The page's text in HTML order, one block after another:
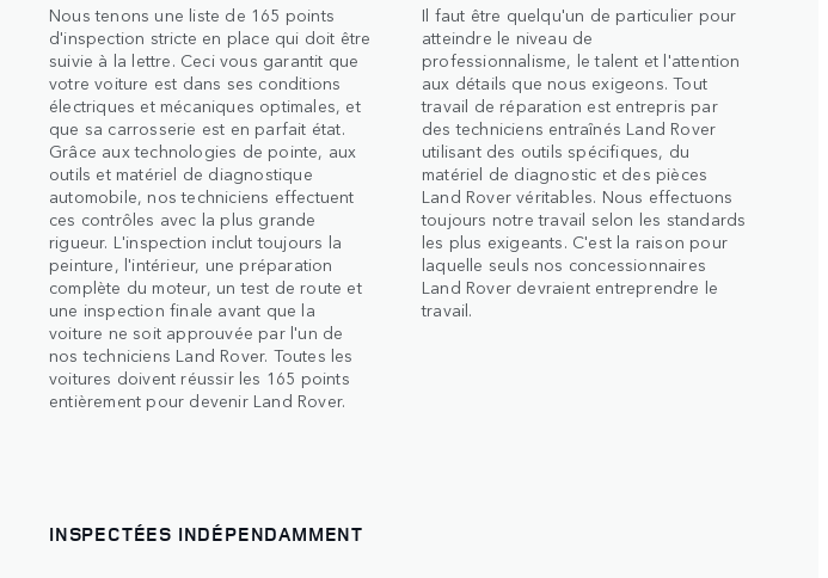
Nous tenons une liste de 165 points
d'inspection stricte en place qui doit être
suivie à la lettre. Ceci vous garantit que
votre voiture est dans ses conditions
électriques et mécaniques optimales, et
que sa carrosserie est en parfait état.
Grâce aux technologies de pointe, aux
outils et matériel de diagnostique
automobile, nos techniciens effectuent
ces contrôles avec la plus grande
rigueur. L'inspection inclut toujours la
peinture, l'intérieur, une préparation
complète du moteur, un test de route et
une inspection finale avant que la
voiture ne soit approuvée par l'un de
nos techniciens Land Rover. Toutes les
voitures doivent réussir les 165 points
entièrement pour devenir Land Rover.
Il faut être quelqu'un de particulier pour
atteindre le niveau de
professionnalisme, le talent et l'attention
aux détails que nous exigeons. Tout
travail de réparation est entrepris par
des techniciens entraînés Land Rover
utilisant des outils spécifiques, du
matériel de diagnostic et des pièces
Land Rover véritables. Nous effectuons
toujours notre travail selon les standards
les plus exigeants. C'est la raison pour
laquelle seuls nos concessionnaires
Land Rover devraient entreprendre le
travail.
INSPECTÉES INDÉPENDAMMENT